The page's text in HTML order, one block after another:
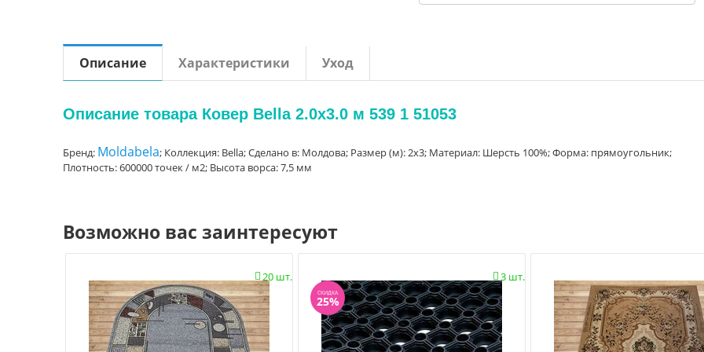
Описание Характеристики Уход
Описание товара Ковер Bella 2.0x3.0 м 539 1 51053
Бренд: Moldabela; Коллекция: Bella; Сделано в: Молдова; Размер (м): 2x3; Материал: Шерсть 100%; Форма: прямоугольник;
Плотность: 600000 точек / м2; Высота ворса: 7,5 мм
Возможно вас заинтересуют
20 шт.
 3 шт.

СКИДКА
25%